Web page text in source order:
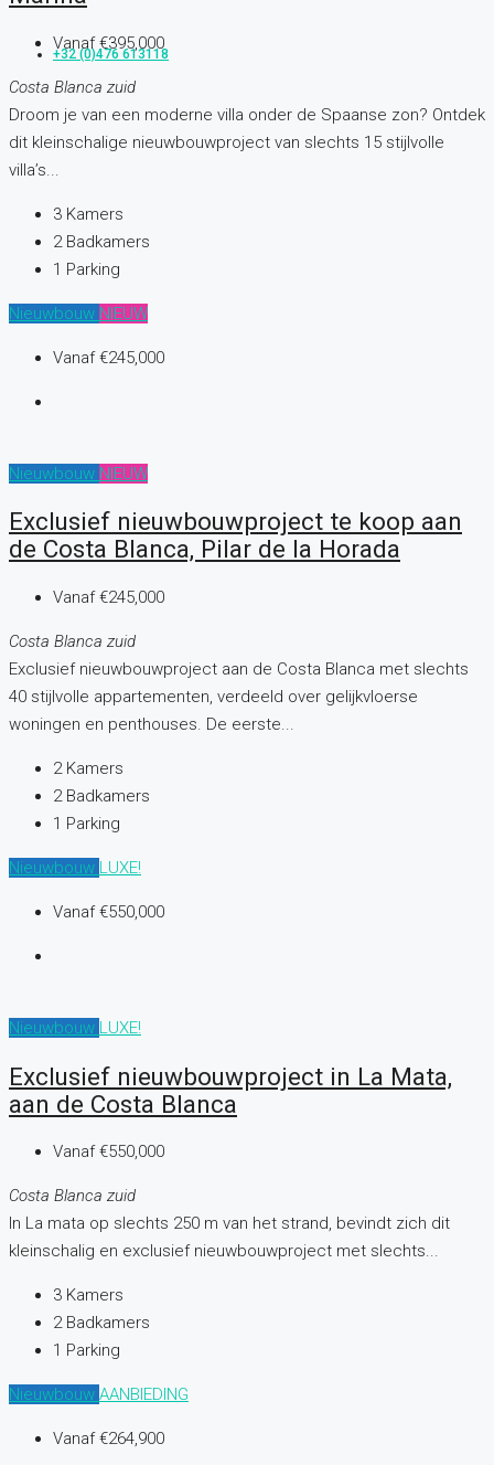
+32 (0)476 613118
Vanaf€395,000
Costa Blanca zuid
Droom je van een moderne villa onder de Spaanse zon? Ontdek
dit kleinschalige nieuwbouwproject van slechts 15 stijlvolle
villa’s...
3 Kamers
2 Badkamers
1 Parking
Nieuwbouw NIEUW
Vanaf€245,000
Nieuwbouw NIEUW
Exclusief nieuwbouwproject te koop aan
de Costa Blanca, Pilar de la Horada
Vanaf€245,000
Costa Blanca zuid
Exclusief nieuwbouwproject aan de Costa Blanca met slechts
40 stijlvolle appartementen, verdeeld over gelijkvloerse
woningen en penthouses. De eerste...
2 Kamers
2 Badkamers
1 Parking
Nieuwbouw LUXE!
Vanaf€550,000
Nieuwbouw LUXE!
Exclusief nieuwbouwproject in La Mata,
aan de Costa Blanca
Vanaf€550,000
Costa Blanca zuid
In La mata op slechts 250 m van het strand, bevindt zich dit
kleinschalig en exclusief nieuwbouwproject met slechts...
3 Kamers
2 Badkamers
1 Parking
Nieuwbouw AANBIEDING
Vanaf€264,900